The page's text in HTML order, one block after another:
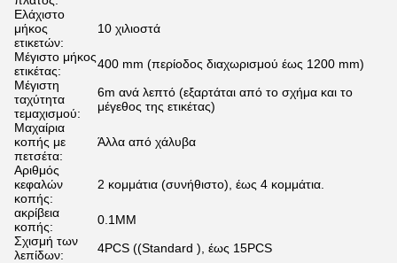
Ελάχιστο
μήκος
ετικετών:
10 χιλιοστά
Μέγιστο μήκος
ετικέτας:
400 mm (περίοδος διαχωρισμού έως 1200 mm)
Μέγιστη
ταχύτητα
τεμαχισμού:
6m ανά λεπτό (εξαρτάται από το σχήμα και το
μέγεθος της ετικέτας)
Μαχαίρια
κοπής με
πετσέτα:
Άλλα από χάλυβα
Αριθμός
κεφαλών
κοπής:
2 κομμάτια (συνήθιστο), έως 4 κομμάτια.
ακρίβεια
κοπής:
0.1MM
Σχισμή των
λεπίδων:
4PCS ((Standard ), έως 15PCS